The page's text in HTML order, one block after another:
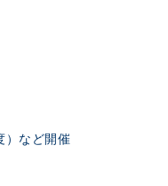
など開催